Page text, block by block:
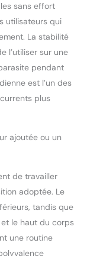
sans effort
utilisateurs qui
La stabilité
l’utiliser sur une
pendant
est l’un des
plus
ajoutée ou un
de travailler
adoptée. Le
tandis que
le haut du corps
une routine